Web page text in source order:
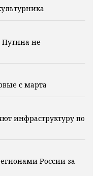
Путина не
с марта
инфраструктуру по
России за